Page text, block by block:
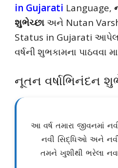
in Gujarati Language,
શુભેચ્છા અને Nutan
Status in Gujarati
વર્ષની શુભકામના પાઠવવા
નૂતન વર્ષાભિનંદન
આ વર્ષ તમારા જીવનમાં
નવી સિદ્ધિઓ અને
તમને ખુશીથી ભરેલા